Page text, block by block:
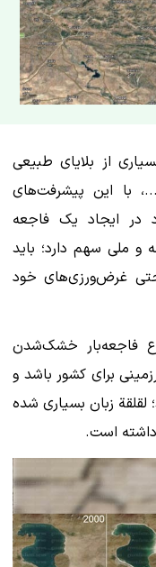
از بلایای طبیعی
با این پیشرفت‌های
در ایجاد یک فاجعه
ملی سهم دارد؛ باید
حتی غرض‌ورزی‌های خود
فاجعه‌بار خشک‌شدن
برای کشور باشد و
لقلقة زبان بسیاری شده
است.